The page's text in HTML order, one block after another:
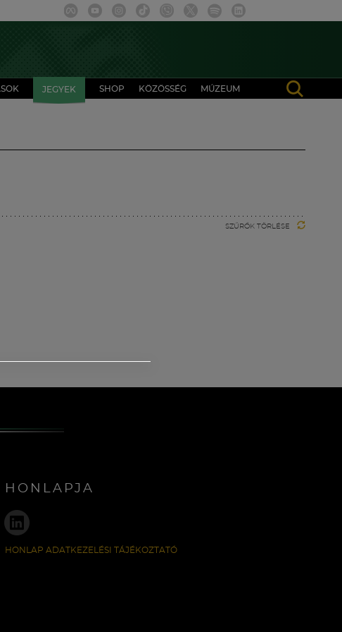
JEGYEK SHOP KÖZÖSSÉG MÚZEUM
SZŰRŐK TÖRLÉSE
HONLAPJA
HONLAP ADATKEZELÉSI TÁJÉKOZTATÓ